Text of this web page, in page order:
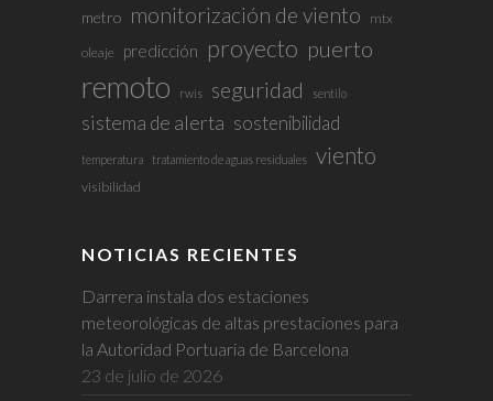
metro monitorización de viento mtx
oleaje predicción proyecto puerto
remoto rwis seguridad sentilo
sistema de alerta sostenibilidad
temperatura tratamiento de aguas residuales viento
visibilidad
NOTICIAS RECIENTES
Darrera instala dos estaciones
meteorológicas de altas prestaciones para
la Autoridad Portuaria de Barcelona
23 de julio de 2026